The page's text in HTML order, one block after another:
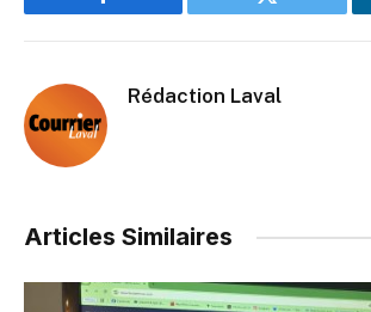
Facebook Twitter
Rédaction Laval
Articles Similaires